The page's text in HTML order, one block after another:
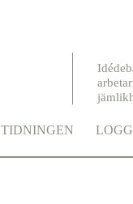
TIDNINGEN